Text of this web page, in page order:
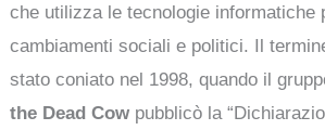
che utilizza le tecnologie informatiche
cambiamenti sociali e politici. Il
stato coniato nel 1998, quando il
the Dead Cow pubblicò la